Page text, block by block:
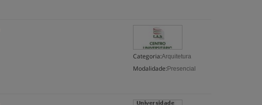
Categoria:Arquitetura
Modalidade: Presencial